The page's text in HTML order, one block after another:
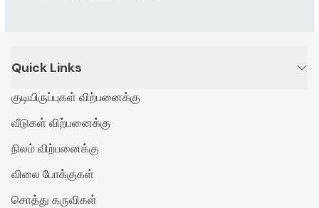
Quick Links
குடியிருப்புகள் விற்பனைக்கு
வீடுகள் விற்பனைக்கு
நிலம் விற்பனைக்கு
விலை போக்குகள்
சொத்து கருவிகள்